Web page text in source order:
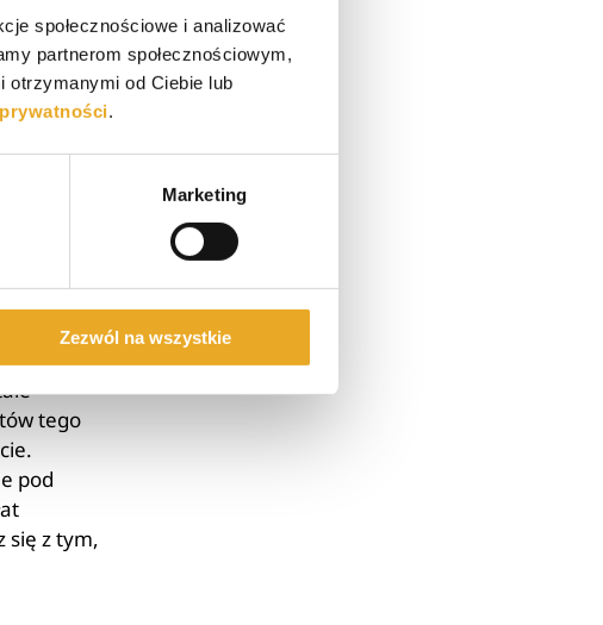
społecznościowe i analizować
partnerom społecznościowym,
otrzymanymi od Ciebie lub
.
Marketing
Zezwól na wszystkie
to
przez
tego
pod
się z tym,